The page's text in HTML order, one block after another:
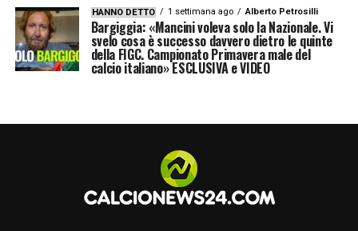
la squadra.
LA PLAYLIST DELLE NOSTRE TOP NEWS
HANNO DETTO 1 settimana ago Alberto Petrosilli
Bargiggia: «Mancini voleva solo la Nazionale. Vi
svelo cosa è successo davvero dietro le quinte
della FIGC. Campionato Primavera male del
calcio italiano» ESCLUSIVA e VIDEO